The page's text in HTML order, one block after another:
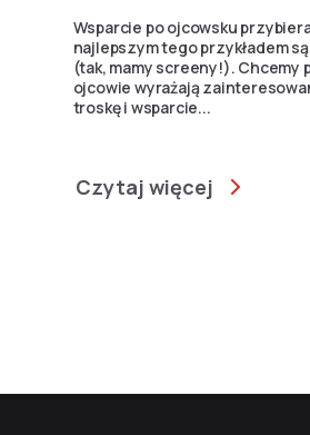
Wsparcie po ojcowsku
najlepszym tego przykładem
(tak, mamy screeny!). Chcemy
ojcowie wyrażają
troskę i wsparcie...
Czytaj więcej